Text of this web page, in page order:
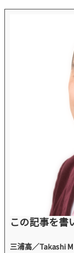
この記事を書
三浦高／Takashi